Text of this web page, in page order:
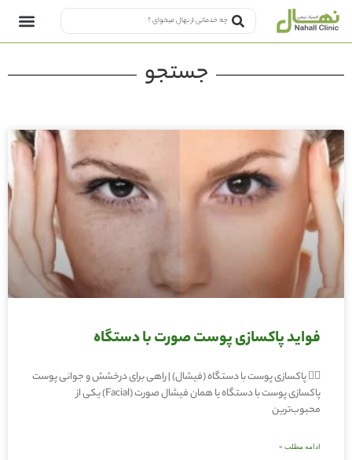
جستجو
فواید پاکسازی پوست صورت با دستگاه
🧖‍♀️ پاکسازی پوست با دستگاه (فیشال) | راهی برای درخشش و جوانی پوست
پاکسازی پوست با دستگاه یا همان فیشال صورت (Facial) یکی از
محبوب‌ترین
ادامه مطلب »